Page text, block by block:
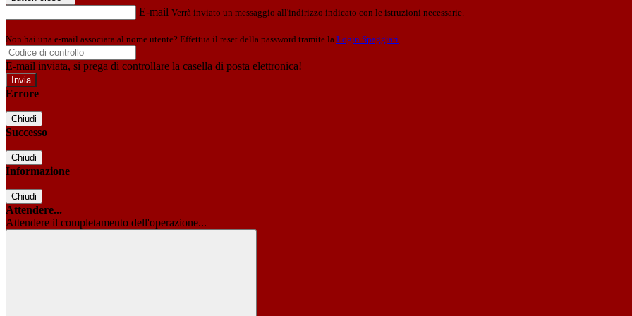
E-mail Verrà inviato un messaggio all'indirizzo indicato con le istruzioni necessarie.
Non hai una e-mail associata al nome utente? Effettua il reset della password tramite la Login Spaggiari
E-mail inviata, si prega di controllare la casella di posta elettronica!
Errore
Chiudi
Successo
Chiudi
Informazione
Chiudi
Attendere...
Attendere il completamento dell'operazione...